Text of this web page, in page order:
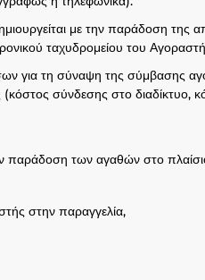
με την παράδοση
ταχυδρομείου του
για τη σύναψη της σύμβασης
σύνδεσης στο διαδίκτυο,
παράδοση των αγαθών στο
στην παραγγελία,